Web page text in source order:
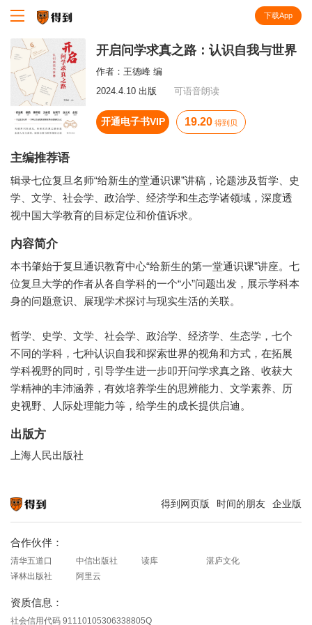
下载App
开启问学求真之路：认识自我与世界
作者： 王德峰 编
2024.4.10 出版
可语音朗读
开通电子书VIP 19.20 得到贝
主编推荐语
辑录七位复旦名师“给新生的堂通识课”讲稿，论题涉及哲学、史
学、文学、社会学、政治学、经济学和生态学诸领域，深度透
视中国大学教育的目标定位和价值诉求。
内容简介
本书肇始于复旦通识教育中心“给新生的第一堂通识课”讲座。七
位复旦大学的作者从各自学科的一个“小”问题出发，展示学科本
身的问题意识、展现学术探讨与现实生活的关联。
哲学、史学、文学、社会学、政治学、经济学、生态学，七个
不同的学科，七种认识自我和探索世界的视角和方式，在拓展
学科视野的同时，引导学生进一步叩开问学求真之路、收获大
学精神的丰沛涵养，有效培养学生的思辨能力、文学素养、历
史视野、人际处理能力等，给学生的成长提供启迪。
出版方
上海人民出版社
得到网页版 时间的朋友 企业版
合作伙伴：
清华五道口 中信出版社 读库
湛庐文化
译林出版社
阿里云
资质信息：
社会信用代码 91110105306338805Q